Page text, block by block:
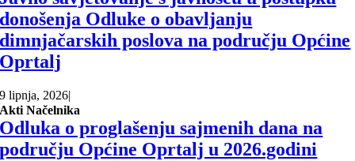
donošenja Odluke o obavljanju
dimnjačarskih poslova na području Općine
Oprtalj
9 lipnja, 2026|
Akti Načelnika
Odluka o proglašenju sajmenih dana na
području Općine Oprtalj u 2026.godini